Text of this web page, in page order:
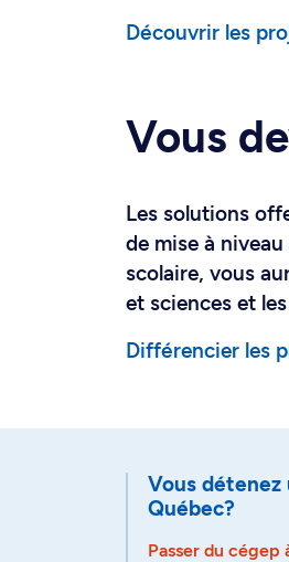
Découvrir les
Vous
Les solutions
de mise à
scolaire, vous
et sciences et
Différencier les
Vous détenez
Québec?
Passer du cégep